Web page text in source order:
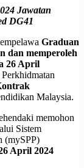
Jawatan
DG41
Graduan
dan memperoleh
26 April
Malaysia.
memohon
Sistem
(mySPP)
April 2024